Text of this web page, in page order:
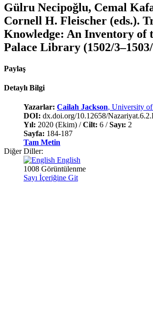
Gülru Necipoğlu, Cemal
Cornell H. Fleischer (eds.).
Knowledge: An Inventory of
Palace Library (1502/
Paylaş
Detaylı Bilgi
Yazarlar: Cailah Jackson, University
DOI: dx.doi.org/10.12658/
Yıl: 2020 (Ekim) /Cilt: 6 /Sayı: 2
Sayfa: 184-187
Tam Metin
Diğer Diller:
English
1008 Görüntülenme
Sayı İçeriğine Git